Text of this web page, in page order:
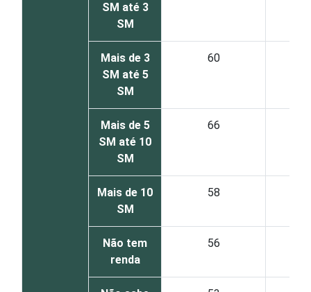
SM até 3
SM
Mais de 3
SM até 5
SM
60
Mais de 5
SM até 10
SM
66
Mais de 10
SM
58
Não tem
renda
56